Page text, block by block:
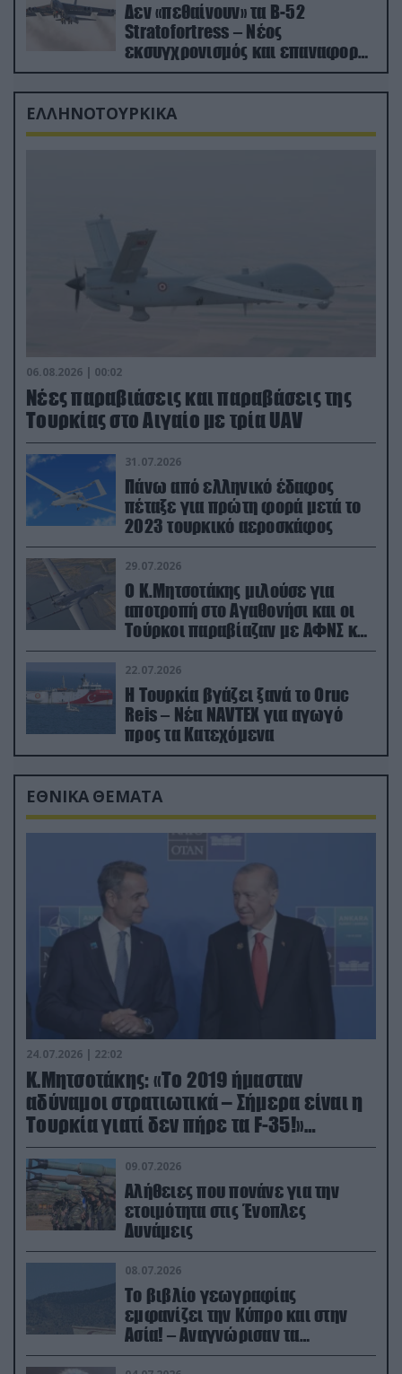
Δεν «πεθαίνουν» τα Β-52
Stratofortress – Νέος
εκσυγχρονισμός και επαναφορά
από τα «νεκροταφεία»
ΕΛΛΗΝΟΤΟΥΡΚΙΚΑ
06.08.2026 | 00:02
Νέες παραβιάσεις και παραβάσεις της
Τουρκίας στο Αιγαίο με τρία UAV
31.07.2026
Πάνω από ελληνικό έδαφος
πέταξε για πρώτη φορά μετά το
2023 τουρκικό αεροσκάφος
29.07.2026
Ο Κ.Μητσοτάκης μιλούσε για
αποτροπή στο Αγαθονήσι και οι
Τούρκοι παραβίαζαν με ΑΦΝΣ και
drone
22.07.2026
Η Τουρκία βγάζει ξανά το Oruc
Reis – Νέα NAVTEX για αγωγό
προς τα Κατεχόμενα
ΕΘΝΙΚΑ ΘΕΜΑΤΑ
24.07.2026 | 22:02
Κ.Μητσοτάκης: «Το 2019 ήμασταν
αδύναμοι στρατιωτικά – Σήμερα είναι η
Τουρκία γιατί δεν πήρε τα F-35!»
(βίντεο)
09.07.2026
Αλήθειες που πονάνε για την
ετοιμότητα στις Ένοπλες
Δυνάμεις
08.07.2026
Το βιβλίο γεωγραφίας
εμφανίζει την Κύπρο και στην
Ασία! – Αναγνώρισαν τα
κατεχόμενα; (φωτο)